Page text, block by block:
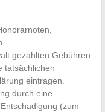
gezahlten Gebühren
tatsächlichen
eintragen.
durch eine
(zum